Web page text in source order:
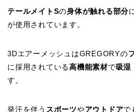
テールメイトSの身体が触れる部分
が使用されています。
3DエアーメッシュはGREGORYの
に採用されている高機能素材で吸湿
す。
発汗を伴う スポーツやアウトドアで